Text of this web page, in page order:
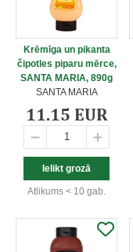
Krēmīga un pikanta
čipotles piparu mērce,
SANTA MARIA, 890g
SANTA MARIA
11.15 EUR
Atlikums < 10 gab.